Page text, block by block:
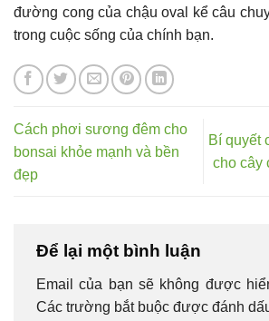
đường cong của chậu oval kể câu
trong cuộc sống của chính bạn.
Cách phơi sương đêm cho
bonsai khỏe mạnh và bền
đẹp
Bí quyết
cho cây
Để lại một bình luận
Email của bạn sẽ không được
Các trường bắt buộc được đánh